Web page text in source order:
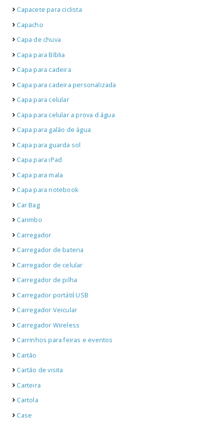
Capacete para ciclista
Capacho
Capa de chuva
Capa para Bíblia
Capa para cadeira
Capa para cadeira personalizada
Capa para celular
Capa para celular a prova d água
Capa para galão de água
Capa para guarda sol
Capa para iPad
Capa para mala
Capa para notebook
Car Bag
Carimbo
Carregador
Carregador de bateria
Carregador de celular
Carregador de pilha
Carregador portátil USB
Carregador Veicular
Carregador Wireless
Carrinhos para feiras e eventos
Cartão
Cartão de visita
Carteira
Cartola
Case